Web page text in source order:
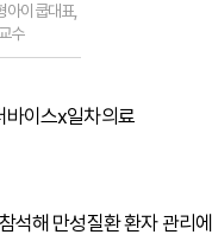
이쿱대표,
수
바이스x일차의료
석해 만성질환 환자 관리에